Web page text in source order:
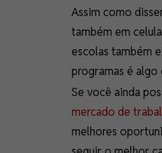
Assim como
também em
escolas também
programas é algo
Se você ainda
mercado de
melhores